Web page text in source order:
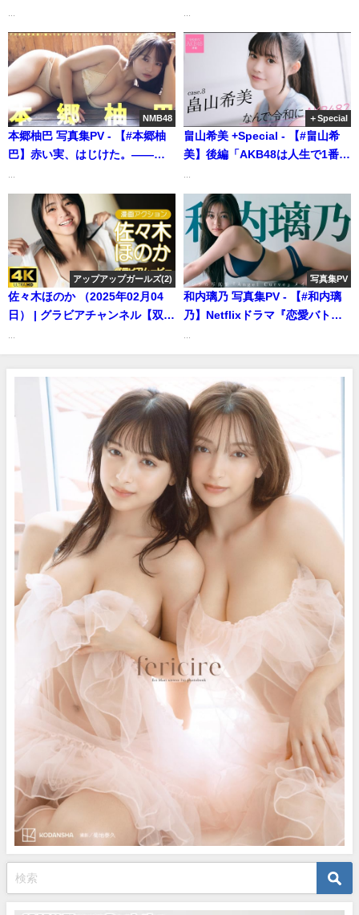
パ（2021年07月28日） | 週プレ
Channel【集英社 週刊プレイボ
ーイ公式】さんより
集『天職』好評発売中！ Chiho
Ishida (Apr 21, 2026) | 週プレ
Channel【集英社 週刊プレイボ
ーイ公式】さんより
NMB48
本郷柚巴 写真集PV - 【#本郷柚
巴】赤い実、はじけた。――デ
（笑）』好評発売中！ーYuzuha
Hongo（2024年09月30日） | 週
プレChannel【集英社 週刊プレ
イボーイ公式】さんより
＋Special
畠山希美 +Special - 【#畠山希
美】後編「AKB48は人生で1番幸
場所」――なんで令和に
AKB48？ Case.8 畠山希美
【#AKB48】（2024年07月08
日） | 週プレChannel【集英社
週刊プレイボーイ公式】さんよ
り
アップアップガールズ(2)
佐々木ほのか （2025年02月04
日） | グラビアチャンネル【双葉
写真集PV
和内璃乃 写真集PV - 【#和内璃
乃】Netflixドラマ『恋愛バトル
タル写真集『Angel Curve』好
評発売中！ーRino
Wauchi（2024年09月10日） |
週プレChannel【集英社 週刊プ
レイボーイ公式】さんより